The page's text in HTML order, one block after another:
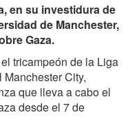
en su investidura de
de Manchester,
Gaza.
tricampeón de la Liga
City,
que lleva a cabo el
desde el 7 de